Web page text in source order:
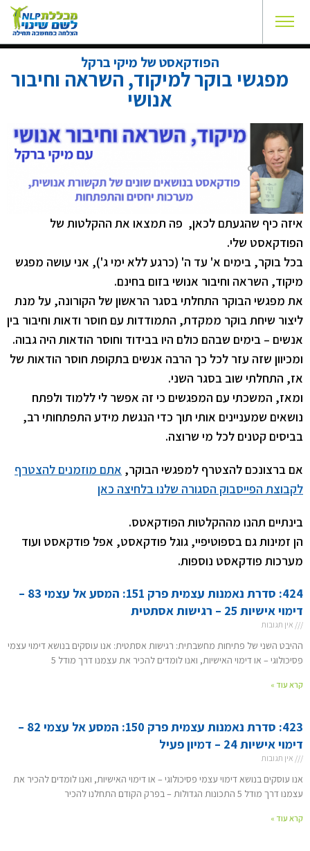
הפודקאסט של מיקי ברקל
מפגשי בוקר למיקוד, השראה וחיבור
אנושי
איזה כיף שהגעתם לכאן, פה תמצאו את ההקלטות של
הפודקאסט שלי.
בכל בוקר, בימים א' עד ה' (כרגע ללא ימי ג'), אני עושה מפגש
מיקוד, השראה וחיבור אנושי בזום בחינם.
את מפגשי הבוקר התחלתי בסגר הראשון של הקורונה, על מנת
ליצור שיחת בוקר ממקדת, התמודדות עם חוסר ודאות וחיבור בין
אנשים – בימים שבהם כולם היו בבידוד וחוסר הודאות היה גבוה.
ומכיוון שזה עזר לכל כך הרבה אנשים בתקופת חוסר הודאות של
אז, התחלתי שוב בסגר השני.
ומאז, המשכתי עם המפגשים כי זה אפשר לי ללמוד ולפתח
נושאים שמעניינים אותי תוך כדי הנגשת מידע התפתחותי רב,
בביסים קטנים לכל מי שרוצה.
אם ברצונכם להצטרף למפגשי הבוקר, אתם מוזמנים להצטרף
לקבוצת הפייסבוק הסגורה שלנו בלחיצה כאן
בינתיים תהנו מההקלטות הפודקאטס.
הן זמינות גם בספוטיפיי, גוגל פודקאסט, אפל פודקאסט ועוד
מערכות פודקאסט נוספות.
424: סדרת נאמנות עצמית פרק 151: המסע אל עצמי 83 –
דימוי אישיות 25 – רגישות אסתטית
אין תגובות
ההיבט השני של פתיחות מחשבתית: רגישות אסתטית: אנו עוסקים בנושא דימוי עצמי
פסיכולוגי – או דימוי האישיות, ואנו לומדים להכיר את עצמנו דרך מודל 5
קרא עוד »
423: סדרת נאמנות עצמית פרק 150: המסע אל עצמי 82 –
דימוי אישיות 24 – דמיון פעיל
אין תגובות
אנו עוסקים בנושא דימוי עצמי פסיכולוגי – או דימוי האישיות, ואנו לומדים להכיר את
עצמנו דרך מודל 5 התכונות הגדולות – בפרק הקודם התחלנו להכיר
קרא עוד »